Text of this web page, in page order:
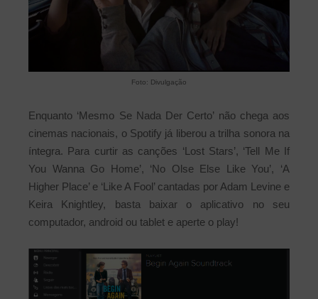
Foto: Divulgação
Enquanto ‘Mesmo Se Nada Der Certo’ não chega aos
cinemas nacionais, o Spotify já liberou a trilha sonora na
íntegra. Para curtir as canções ‘Lost Stars’, ‘Tell Me If
You Wanna Go Home’, ‘No Olse Else Like You’, ‘A
Higher Place’ e ‘Like A Fool’ cantadas por Adam Levine e
Keira Knightley, basta baixar o aplicativo no seu
computador, android ou tablet e aperte o play!